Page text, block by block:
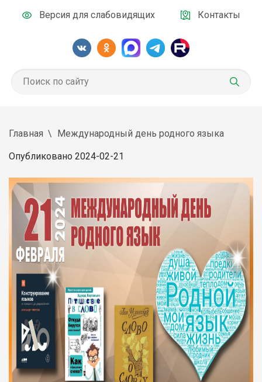
Версия для слабовидящих Контакты
Главная Международный день родного языка
Опубликовано 2024-02-21